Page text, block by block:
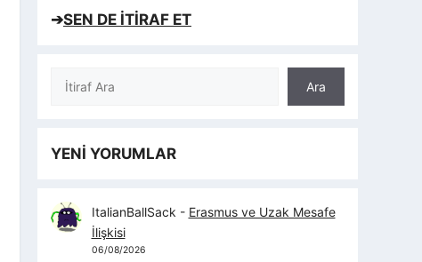
➔SEN DE İTİRAF ET
Ara
Ara
YENİ YORUMLAR
ItalianBallSack - Erasmus ve Uzak Mesafe
İlişkisi
06/08/2026